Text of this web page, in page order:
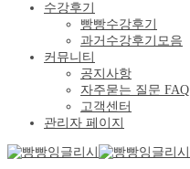
수강후기
빵빵수강후기
과거수강후기모음
커뮤니티
공지사항
자주묻는 질문 FAQ
고객센터
관리자 페이지